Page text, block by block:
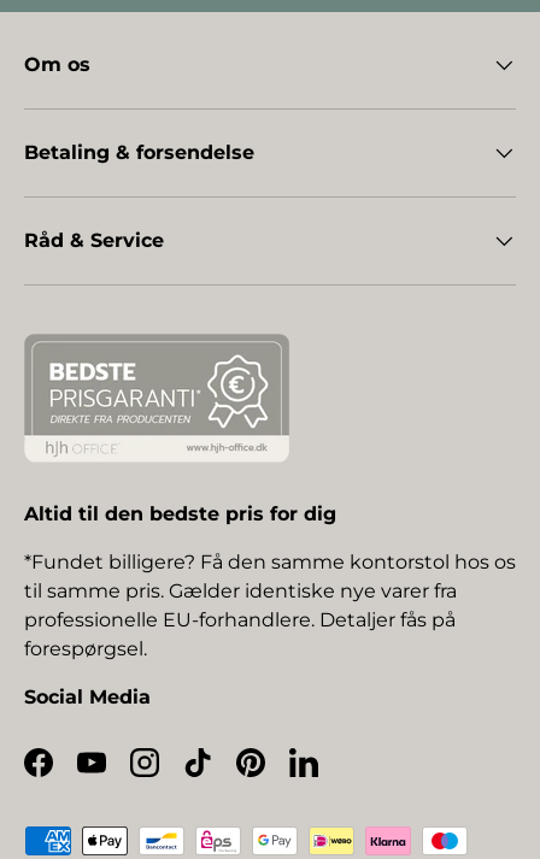
Om os
Betaling & forsendelse
Råd & Service
Altid til den bedste pris for dig
*Fundet billigere? Få den samme kontorstol hos os
til samme pris. Gælder identiske nye varer fra
professionelle EU-forhandlere. Detaljer fås på
forespørgsel.
Social Media
Facebook
YouTubeInstagram
TikTokPinterestLinkedIn
Betalingsmetoder